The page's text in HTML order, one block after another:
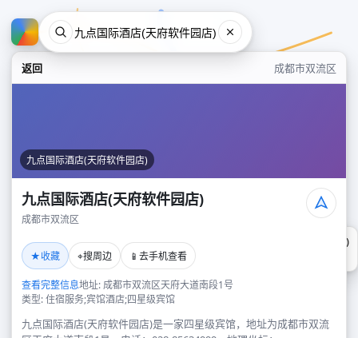
返回 成都市双流区
九点国际酒店(天府软件园店)
九点国际酒店(天府软件园店)
成都市双流区
★收藏 ⌖搜周边 📱 去手机查看
查看完整信息地址: 成都市双流区天府大道南段1号
类型: 住宿服务;宾馆酒店;四星级宾馆
九点国际酒店(天府软件园店)是一家四星级宾馆，地址为成都市双流
九点国际酒店(天府软件园店)